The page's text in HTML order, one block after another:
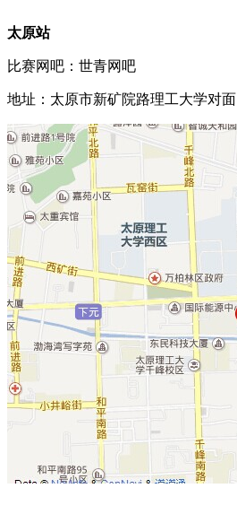
太原站
比赛网吧：世青网吧
地址：太原市新矿院路理工大学对面